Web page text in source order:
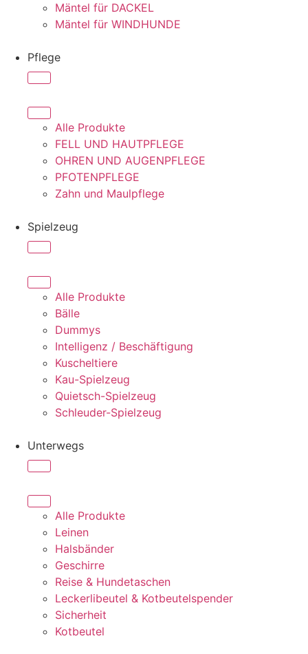
Mäntel für DACKEL
Mäntel für WINDHUNDE
Pflege
Alle Produkte
FELL UND HAUTPFLEGE
OHREN UND AUGENPFLEGE
PFOTENPFLEGE
Zahn und Maulpflege
Spielzeug
Alle Produkte
Bälle
Dummys
Intelligenz / Beschäftigung
Kuscheltiere
Kau-Spielzeug
Quietsch-Spielzeug
Schleuder-Spielzeug
Unterwegs
Alle Produkte
Leinen
Halsbänder
Geschirre
Reise & Hundetaschen
Leckerlibeutel & Kotbeutelspender
Sicherheit
Kotbeutel